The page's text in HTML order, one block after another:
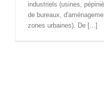
industriels (usines,
de bureaux,
zones urbaines). De [...]